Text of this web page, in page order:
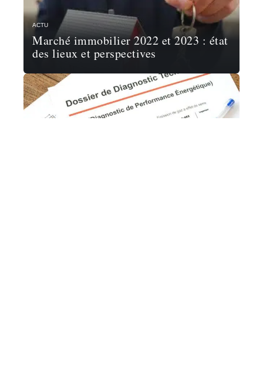
ACTU
Marché immobilier 2022 et 2023 : état
des lieux et perspectives